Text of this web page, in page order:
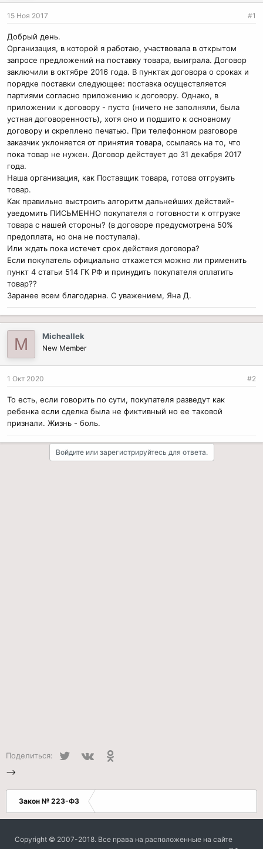
15 Ноя 2017 #1
Добрый день.
Организация, в которой я работаю, участвовала в открытом
запросе предложений на поставку товара, выиграла. Договор
заключили в октябре 2016 года. В пунктах договора о сроках и
порядке поставки следующее: поставка осуществляется
партиями согласно приложению к договору. Однако, в
приложении к договору - пусто (ничего не заполняли, была
устная договоренность), хотя оно и подшито к основному
договору и скреплено печатью. При телефонном разговоре
заказчик уклоняется от принятия товара, ссылаясь на то, что
пока товар не нужен. Договор действует до 31 декабря 2017
года.
Наша организация, как Поставщик товара, готова отгрузить
товар.
Как правильно выстроить алгоритм дальнейших действий-
уведомить ПИСЬМЕННО покупателя о готовности к отгрузке
товара с нашей стороны? (в договоре предусмотрена 50%
предоплата, но она не поступала).
Или ждать пока истечет срок действия договора?
Если покупатель официально откажется можно ли применить
пункт 4 статьи 514 ГК РФ и принудить покупателя оплатить
товар??
Заранее всем благодарна. С уважением, Яна Д.
M Micheallek
New Member
1 Окт 2020 #2
То есть, если говорить по сути, покупателя разведут как
ребенка если сделка была не фиктивный но ее таковой
признали. Жизнь - боль.
Войдите или зарегистрируйтесь для ответа.
Поделиться: Twitter
-->
Закон № 223-ФЗ
Copyright © 2007-2018. Все права на расположенные на сайте